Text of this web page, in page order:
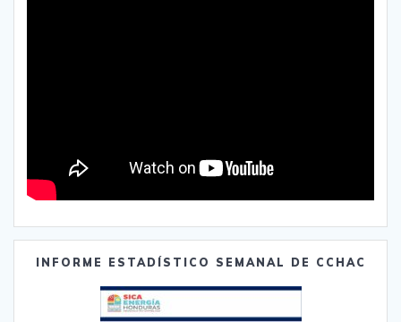
INFORME ESTADÍSTICO SEMANAL DE CCHAC